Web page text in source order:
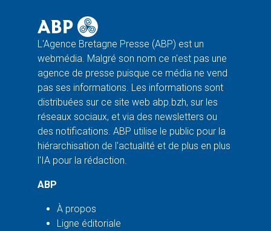
L'Agence Bretagne Presse (ABP) est un
webmédia. Malgré son nom ce n'est pas une
agence de presse puisque ce média ne vend
pas ses informations. Les informations sont
distribuées sur ce site web abp.bzh, sur les
réseaux sociaux, et via des newsletters ou
des notifications. ABP utilise le public pour la
hiérarchisation de l'actualité et de plus en plus
l'IA pour la rédaction.
ABP
À propos
Ligne éditoriale